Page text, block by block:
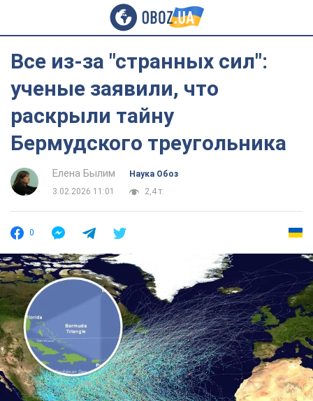
Все из-за "странных сил":
ученые заявили, что
раскрыли тайну
Бермудского треугольника
Елена Былим
Наука Обоз
3.02.2026 11:01
2,4 т.
0